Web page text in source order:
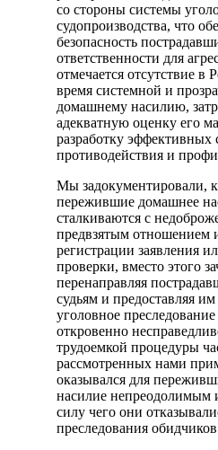
со стороны системы
судопроизводства, что
безопасность
ответственности для
отмечается отсутствие в
время системной и
домашнему насилию,
адекватную оценку его
разработку эффективных
противодействия и
Мы задокументировали,
пережившие домашнее
сталкиваются с
предвзятым отношением
регистрации заявления
проверки, вместо этого
перенаправляя
судьям и предоставляя
уголовное
откровенно
трудоемкой процедуры
рассмотренных нами
оказывался для
насилие непреодолимым
силу чего они
преследования